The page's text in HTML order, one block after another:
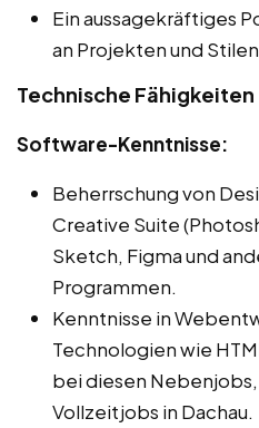
Ein aussagekräftiges
an Projekten und
Technische Fähigkeiten
Software-Kenntnisse:
Beherrschung von
Creative Suite
Sketch, Figma und
Programmen.
Kenntnisse in
Technologien wie
bei diesen
Vollzeitjobs in Dachau.